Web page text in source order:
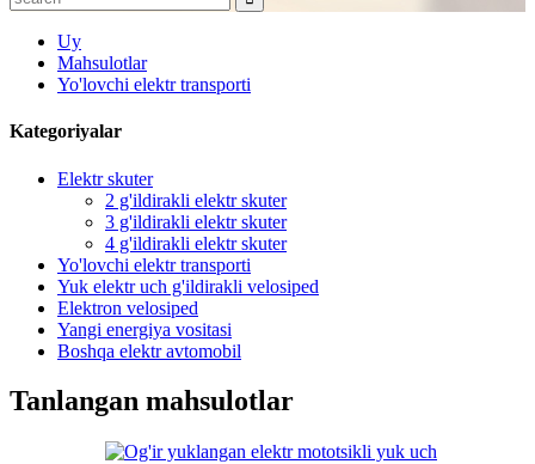
Uy
Mahsulotlar
Yo'lovchi elektr transporti
Kategoriyalar
Elektr skuter
2 g'ildirakli elektr skuter
3 g'ildirakli elektr skuter
4 g'ildirakli elektr skuter
Yo'lovchi elektr transporti
Yuk elektr uch g'ildirakli velosiped
Elektron velosiped
Yangi energiya vositasi
Boshqa elektr avtomobil
Tanlangan mahsulotlar